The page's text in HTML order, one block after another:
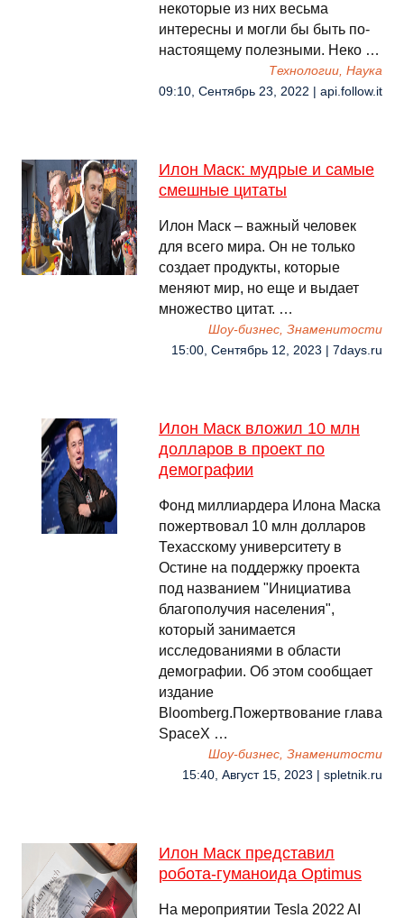
некоторые из них весьма
интересны и могли бы быть по-
настоящему полезными. Неко …
Технологии, Наука
09:10, Сентябрь 23, 2022 | api.follow.it
Илон Маск: мудрые и самые
смешные цитаты
Илон Маск – важный человек
для всего мира. Он не только
создает продукты, которые
меняют мир, но еще и выдает
множество цитат. …
Шоу-бизнес, Знаменитости
15:00, Сентябрь 12, 2023 | 7days.ru
Илон Маск вложил 10 млн
долларов в проект по
демографии
Фонд миллиардера Илона Маска
пожертвовал 10 млн долларов
Техасскому университету в
Остине на поддержку проекта
под названием "Инициатива
благополучия населения",
который занимается
исследованиями в области
демографии. Об этом сообщает
издание
Bloomberg.Пожертвование глава
SpaceX …
Шоу-бизнес, Знаменитости
15:40, Август 15, 2023 | spletnik.ru
Илон Маск представил
робота-гуманоида Optimus
На мероприятии Tesla 2022 AI